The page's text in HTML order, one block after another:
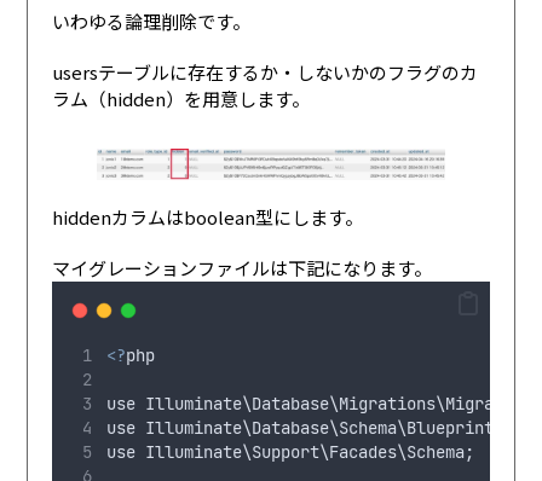
いわゆる論理削除です。
usersテーブルに存在するか・しないかのフラグのカ
ラム（hidden）を用意します。
hiddenカラムはboolean型にします。
マイグレーションファイルは下記になります。
<?php
use Illuminate\Database\Migrations\Migration
use Illuminate\Database\Schema\Blueprint
use Illuminate\Support\Facades\Schema;